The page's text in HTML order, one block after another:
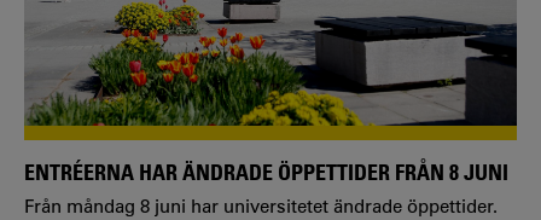
ENTRÉERNA HAR ÄNDRADE ÖPPETTIDER FRÅN 8 JUNI
Från måndag 8 juni har universitetet ändrade öppettider.